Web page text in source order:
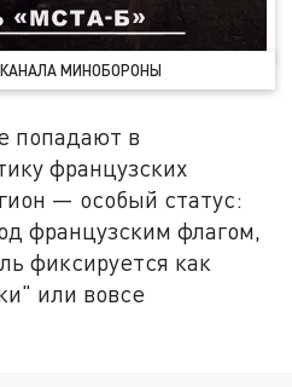
МИНОБОРОНЫ
попадают в
французских
— особый статус:
французским флагом,
фиксируется как
или вовсе